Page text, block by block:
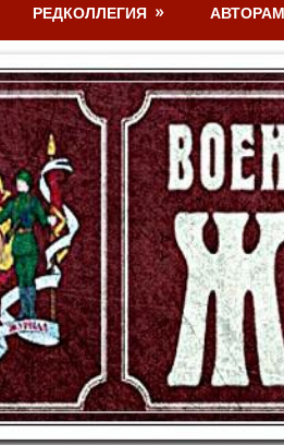
РЕДКОЛЛЕГИЯ АВТОРАМ